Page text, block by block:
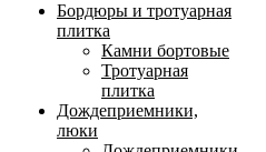
Бордюры и тротуарная
плитка
Камни бортовые
Тротуарная
плитка
Дождеприемники,
люки